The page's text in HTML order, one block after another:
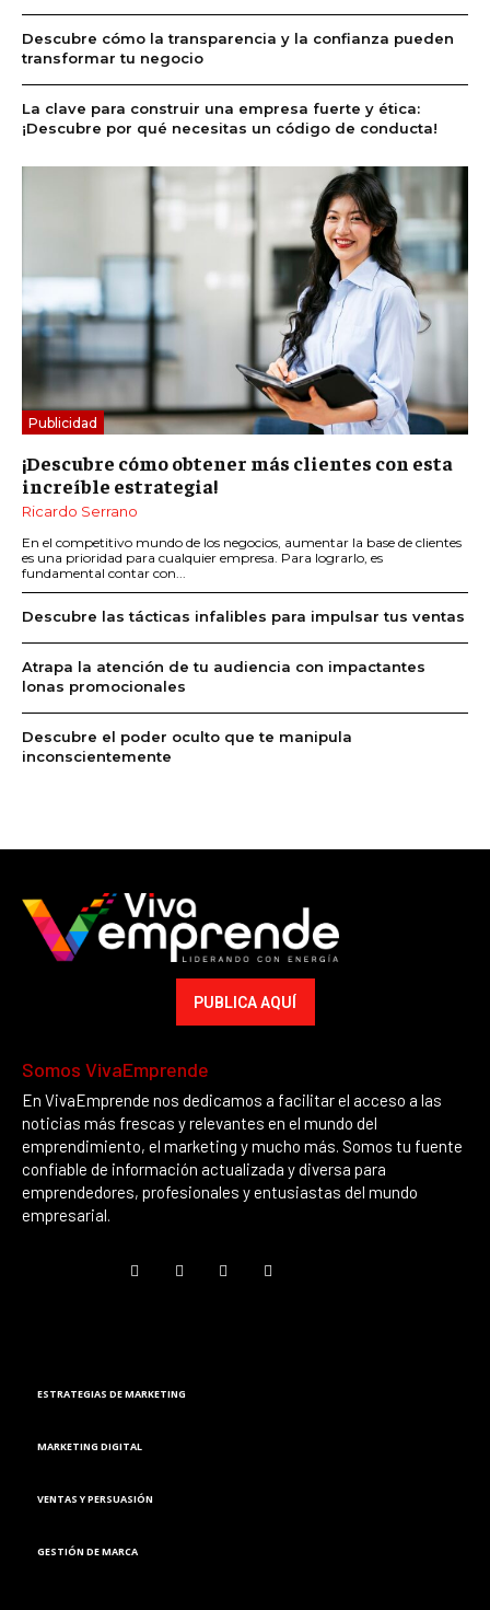
Descubre cómo la transparencia y la confianza pueden
transformar tu negocio
La clave para construir una empresa fuerte y ética:
¡Descubre por qué necesitas un código de conducta!
Publicidad
¡Descubre cómo obtener más clientes con esta
increíble estrategia!
Ricardo Serrano
En el competitivo mundo de los negocios, aumentar la base de clientes
es una prioridad para cualquier empresa. Para lograrlo, es
fundamental contar con...
Descubre las tácticas infalibles para impulsar tus ventas
Atrapa la atención de tu audiencia con impactantes
lonas promocionales
Descubre el poder oculto que te manipula
inconscientemente
PUBLICA AQUÍ
Somos VivaEmprende
En VivaEmprende nos dedicamos a facilitar el acceso a las
noticias más frescas y relevantes en el mundo del
emprendimiento, el marketing y mucho más. Somos tu fuente
confiable de información actualizada y diversa para
emprendedores, profesionales y entusiastas del mundo
empresarial.
ESTRATEGIAS DE MARKETING
MARKETING DIGITAL
VENTAS Y PERSUASIÓN
GESTIÓN DE MARCA